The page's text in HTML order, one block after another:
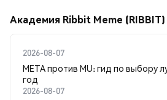
Академия Ribbit Meme (RIBBIT)
2026-08-07
META против MU: гид по выбору
год
2026-08-07